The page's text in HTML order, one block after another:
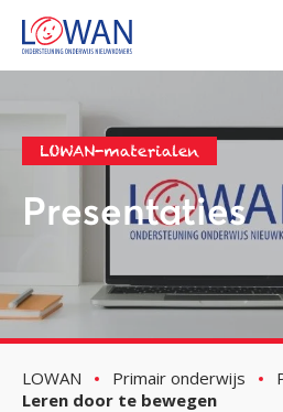
LOWAN-materialen
Presentaties
LOWAN Primair onderwijs
Leren door te bewegen